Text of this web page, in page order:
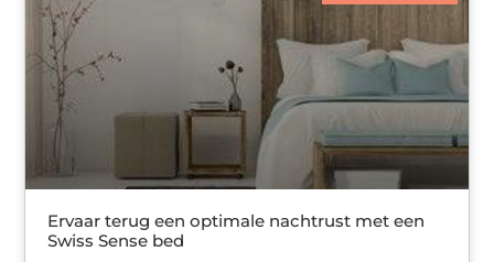
Ervaar terug een optimale nachtrust met een
Swiss Sense bed